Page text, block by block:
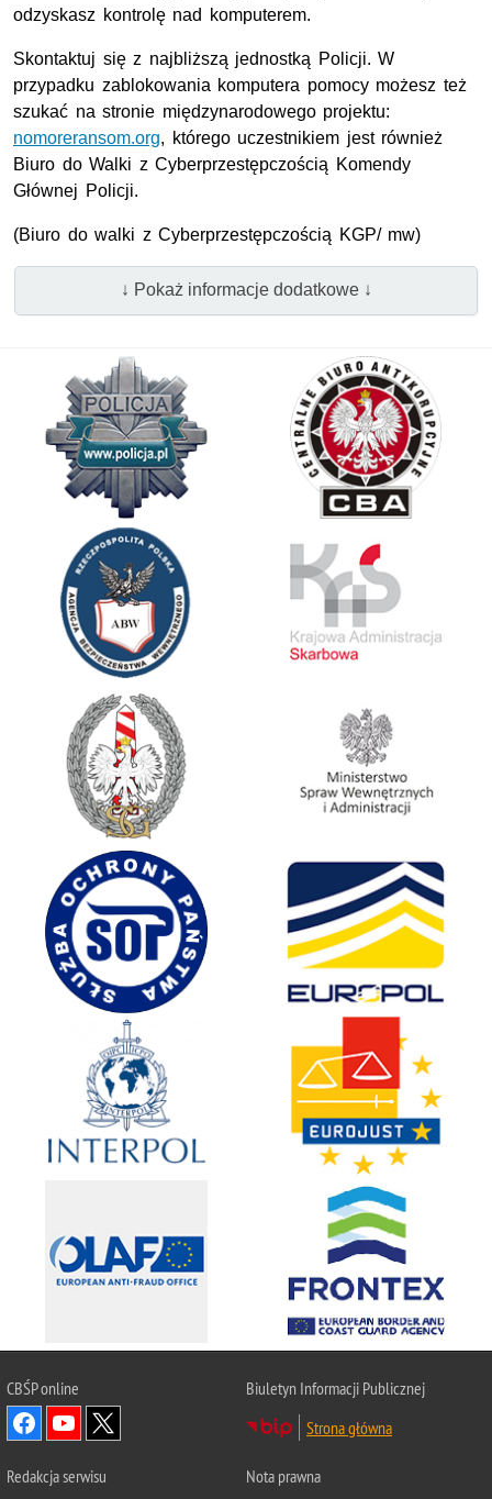
odzyskasz kontrolę nad komputerem.
Skontaktuj się z najbliższą jednostką Policji. W
przypadku zablokowania komputera pomocy możesz też
szukać na stronie międzynarodowego projektu:
nomoreransom.org, którego uczestnikiem jest również
Biuro do Walki z Cyberprzestępczością Komendy
Głównej Policji.
(Biuro do walki z Cyberprzestępczością KGP/ mw)
↓ Pokaż informacje dodatkowe ↓
CBŚPonline
Biuletyn Informacji Publicznej
Strona główna
Redakcja serwisu
Nota prawna